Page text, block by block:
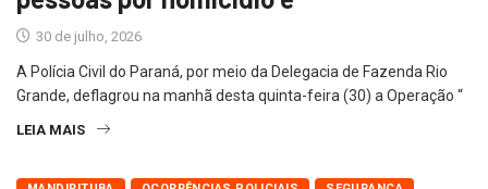
30 de julho, 2026
A Polícia Civil do Paraná, por meio da Delegacia de Fazenda Rio
Grande, deflagrou na manhã desta quinta-feira (30) a Operação “
LEIA MAIS